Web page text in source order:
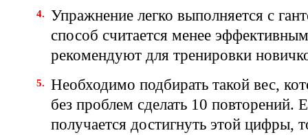
Упражнение легко выполняется с
способ считается менее
рекомендуют для тренировки
Необходимо подбирать такой вес,
без проблем сделать 10 повторений.
получается достигнуть этой цифры,